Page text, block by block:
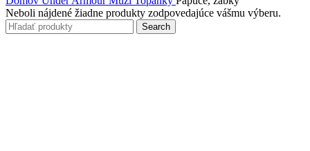
Neboli nájdené žiadne produkty zodpovedajúce vášmu výberu.
Search